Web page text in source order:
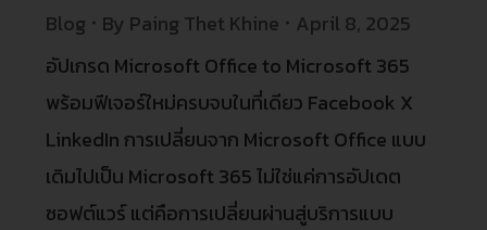
Blog By Paing Thet Khine
April 8, 2025
อัปเกรด Microsoft Office to Microsoft 365
พร้อมฟีเจอร์ใหม่ครบจบในที่เดียว Facebook X
LinkedIn การเปลี่ยนจาก Microsoft Office แบบ
เดิมไปเป็น Microsoft 365 ไม่ใช่แค่การอัปเดต
ซอฟต์แวร์ แต่คือการเปลี่ยนผ่านสู่บริการแบบ